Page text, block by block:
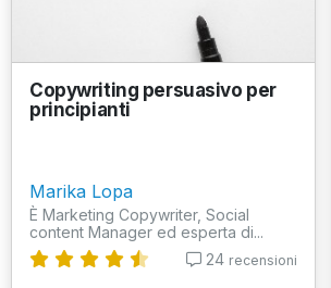
Copywriting persuasivo per
principianti
Marika Lopa
È Marketing Copywriter, Social
content Manager ed esperta di...
24 recensioni